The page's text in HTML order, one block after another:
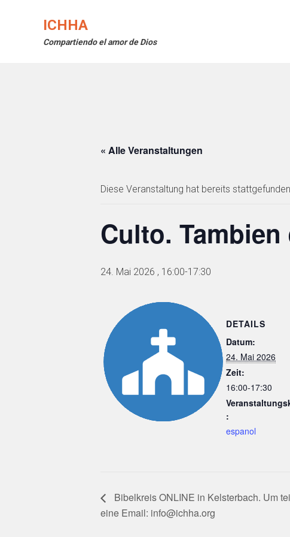
ICHHA
Compartiendo el amor de Dios
« Alle Veranstaltungen
Diese Veranstaltung hat bereits
Culto.
24. Mai 2026 , 16:00-17:30
DETAILS
Datum:
24. Mai 2026
Zeit:
16:00-17:30
:
espanol
Bibelkreis ONLINE in Kelsterbach. Um
eine Email: info@ichha.org